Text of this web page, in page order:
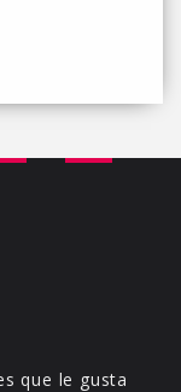
que le gusta